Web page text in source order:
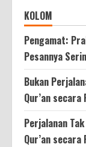
KOLOM
Pengamat:
Pesannya
Bukan
Qur’an
Perjalanan
Qur’an